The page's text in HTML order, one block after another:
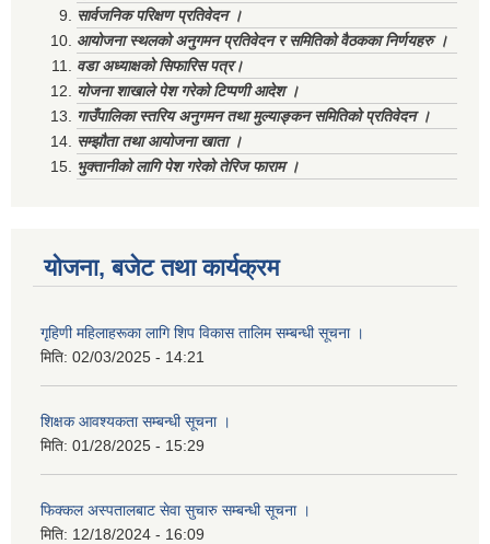
सार्वजनिक परिक्षण प्रतिवेदन ।
आयोजना स्थलको अनुगमन प्रतिवेदन र समितिको वैठकका निर्णयहरु ।
वडा अध्याक्षको सिफारिस पत्र।
योजना शाखाले पेश गरेको टिप्पणी आदेश ।
गाउँपालिका स्तरिय अनुगमन तथा मुल्याङ्कन समितिको प्रतिवेदन ।
सम्झौता तथा आयोजना खाता ।
भुक्तानीको लागि पेश गरेको तेरिज फाराम ।
योजना, बजेट तथा कार्यक्रम
गृहिणी महिलाहरूका लागि शिप विकास तालिम सम्बन्धी सूचना ‌।
मिति: 02/03/2025 - 14:21
शिक्षक आवश्यकता सम्बन्धी सूचना ।
मिति: 01/28/2025 - 15:29
फिक्कल अस्पतालबाट सेवा सुचारु सम्बन्धी सूचना ।
मिति: 12/18/2024 - 16:09